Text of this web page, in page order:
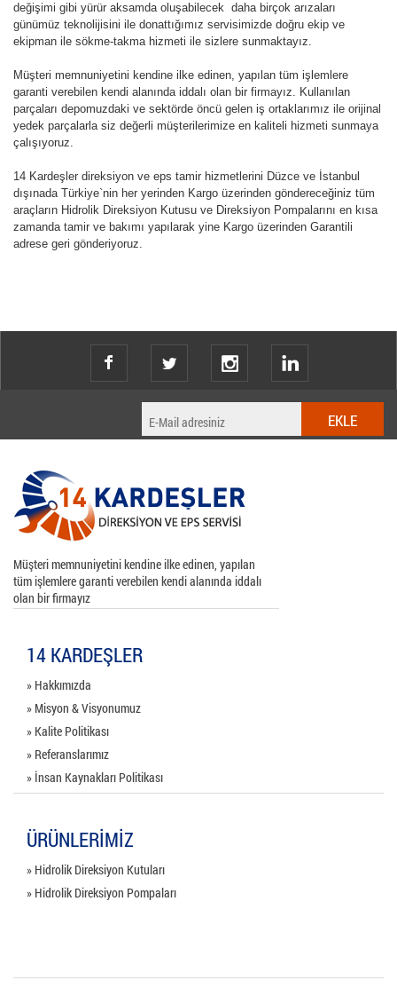
değişimi gibi yürür aksamda oluşabilecek daha birçok arızaları
günümüz teknolijisini ile donattığımız servisimizde doğru ekip ve
ekipman ile sökme-takma hizmeti ile sizlere sunmaktayız.
Müşteri memnuniyetini kendine ilke edinen, yapılan tüm işlemlere
garanti verebilen kendi alanında iddalı olan bir firmayız. Kullanılan
parçaları depomuzdaki ve sektörde öncü gelen iş ortaklarımız ile orijinal
yedek parçalarla siz değerli müşterilerimize en kaliteli hizmeti sunmaya
çalışıyoruz.
14 Kardeşler direksiyon ve eps tamir hizmetlerini Düzce ve İstanbul
dışınada Türkiye`nin her yerinden Kargo üzerinden göndereceğiniz tüm
araçların Hidrolik Direksiyon Kutusu ve Direksiyon Pompalarını en kısa
zamanda tamir ve bakımı yapılarak yine Kargo üzerinden Garantili
adrese geri gönderiyoruz.
Müşteri memnuniyetini kendine ilke edinen, yapılan
tüm işlemlere garanti verebilen kendi alanında iddalı
olan bir firmayız
14 KARDEŞLER
» Hakkımızda
» Misyon & Visyonumuz
» Kalite Politikası
» Referanslarımız
» İnsan Kaynakları Politikası
ÜRÜNLERİMİZ
» Hidrolik Direksiyon Kutuları
» Hidrolik Direksiyon Pompaları